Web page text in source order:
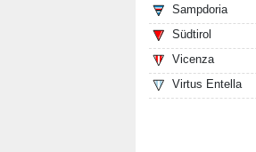
Sampdoria
Südtirol
Vicenza
Virtus Entella